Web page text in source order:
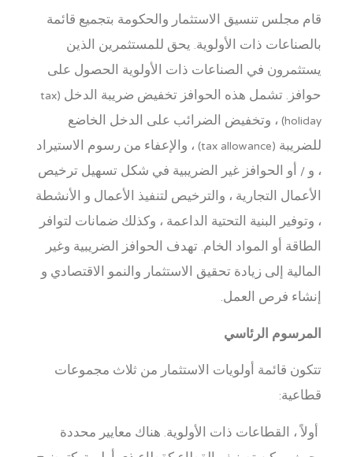
قام مجلس تنسيق الاستثمار والحكومة بتجميع قائمة
بالصناعات ذات الأولوية. يحق للمستثمرين الذين
يستثمرون في الصناعات ذات الأولوية الحصول على
حوافز. تشمل هذه الحوافز تخفيض ضريبة الدخل (tax
holiday) ، وتخفيض الضرائب على الدخل الخاضع
للضريبة (tax allowance) ، والإعفاء من رسوم الاستيراد
، و / أو الحوافز غير الضريبية في شكل تسهيل ترخيص
الأعمال التجارية ، والترخيص لتنفيذ الأعمال و الأنشطة
، وتوفير البنية التحتية الداعمة ، وكذلك ضمانات لتوافر
الطاقة أو المواد الخام. تهدف الحوافز الضريبية وغير
المالية إلى زيادة تحقيق الاستثمار والنمو الاقتصادي و
إنشاء فرص العمل.
المرسوم الرئاسي
تتكون قائمة أولويات الاستثمار من ثلاث مجموعات
قطاعية:
أولاً ، القطاعات ذات الأولوية. هناك معايير محددة